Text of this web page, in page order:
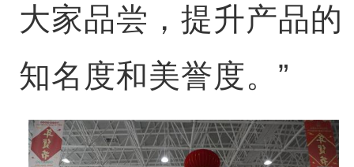
大家品尝，提升产品的
知名度和美誉度。”